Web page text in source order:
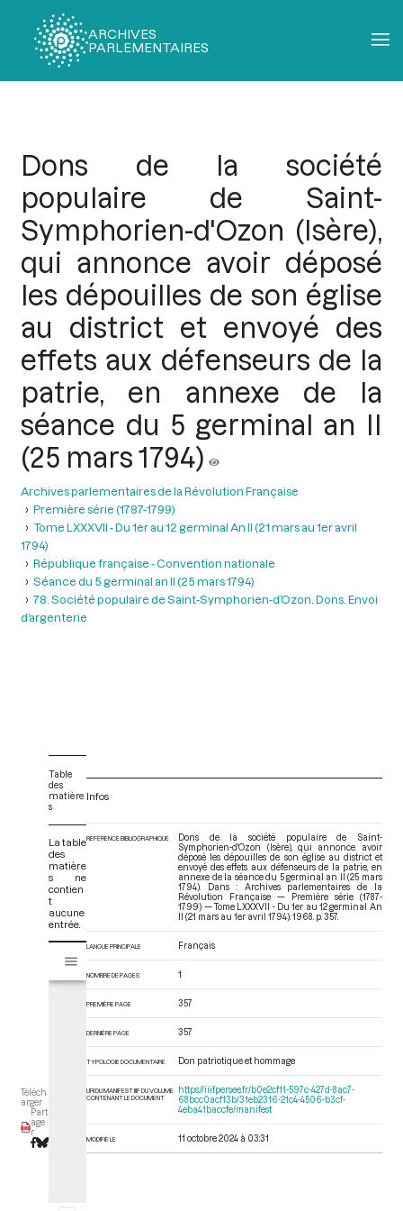
ARCHIVES
PARLEMENTAIRES
Dons de la société
populaire de Saint-
Symphorien-d'Ozon (Isère),
qui annonce avoir déposé
les dépouilles de son église
au district et envoyé des
effets aux défenseurs de la
patrie, en annexe de la
séance du 5 germinal an II
(25 mars 1794)
Archives parlementaires de la Révolution Française
Première série (1787-1799)
Tome LXXXVII - Du 1er au 12 germinal An II (21 mars au 1er avril
1794)
République française - Convention nationale
Séance du 5 germinal an II (25 mars 1794)
78. Société populaire de Saint-Symphorien-d’Ozon. Dons. Envoi
d’argenterie
Téléch
arger
Part
age
r
Table
des
matière
s
La table
des
matière
s ne
contien
t
aucune
entrée.
s
M
Tome LXXXVII - Du 1er au 12 germinal An II (21 mars au 1er avril 1794)
Infos
RÉFÉRENCE BIBLIOGRAPHIQUE
Dons de la société populaire de Saint-
Symphorien-d'Ozon (Isère), qui annonce avoir
déposé les dépouilles de son église au district et
envoyé des effets aux défenseurs de la patrie, en
annexe de la séance du 5 germinal an II (25 mars
1794). Dans : Archives parlementaires de la
Révolution Française — Première série (1787-
1799) — Tome LXXXVII - Du 1er au 12 germinal An
II (21 mars au 1er avril 1794) . 1968. p. 357.
LANGUE PRINCIPALE Français
NOMBRE DE PAGES 1
PREMIÈRE PAGE 357
DERNIÈRE PAGE 357
TYPOLOGIE DOCUMENTAIRE Don patriotique et hommage
URI DU MANIFEST IIIF DU VOLUME
CONTENANT LE DOCUMENT
https://iiif.persee.fr/b0e2cf11-597c-427d-8ac7-
68bcc0acf13b/31eb2316-21c4-4506-b3cf-
4eba41baccfe/manifest
MODIFIÉ LE 11 octobre 2024 à 03:31